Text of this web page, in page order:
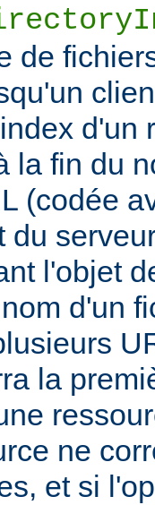
de
d'un
la fin du
(codée
du
l'objet
d'un
la
ne
et si